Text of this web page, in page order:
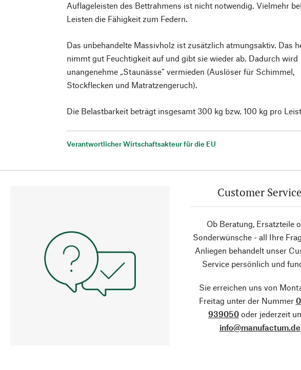
Auflageleisten des Bettrahmens ist nicht notwendig. Vielmehr
Leisten die Fähigkeit zum Federn.
Das unbehandelte Massivholz ist zusätzlich atmungsaktiv. Das
nimmt gut Feuchtigkeit auf und gibt sie wieder ab. Dadurch wird
unangenehme „Staunässe“ vermieden (Auslöser für Schimmel,
Stockflecken und Matratzengeruch).
Die Belastbarkeit beträgt insgesamt 300 kg bzw. 100 kg pro
Verantwortlicher Wirtschaftsakteur für die EU
Customer Service
Ob Beratung, Ersatzteile
Sonderwünsche - all Ihre
Anliegen behandelt unser
Service persönlich und
Sie erreichen uns von
Freitag unter der Nummer
939050 oder jederzeit
info@manufactum.de